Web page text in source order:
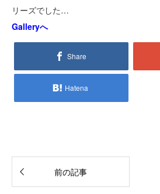
リーズでした…
Galleryへ
Share
Hatena
前の記事